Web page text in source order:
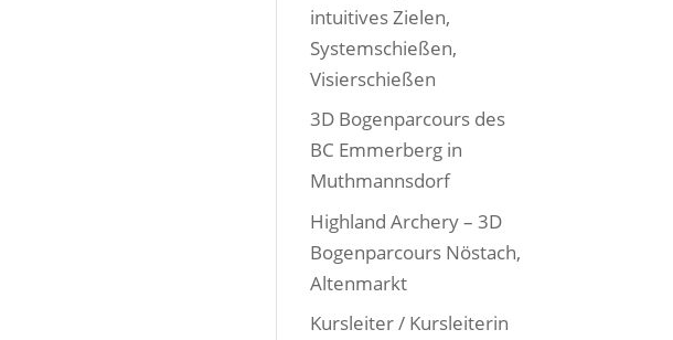
intuitives Zielen,
Systemschießen,
Visierschießen
3D Bogenparcours des
BC Emmerberg in
Muthmannsdorf
Highland Archery – 3D
Bogenparcours Nöstach,
Altenmarkt
Kursleiter / Kursleiterin